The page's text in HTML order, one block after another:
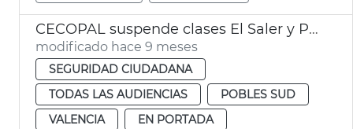
CECOPAL suspende clases El Saler y Pinedo València
modificado hace 9 meses
SEGURIDAD CIUDADANA
TODAS LAS AUDIENCIAS
POBLES SUD
VALENCIA
EN PORTADA